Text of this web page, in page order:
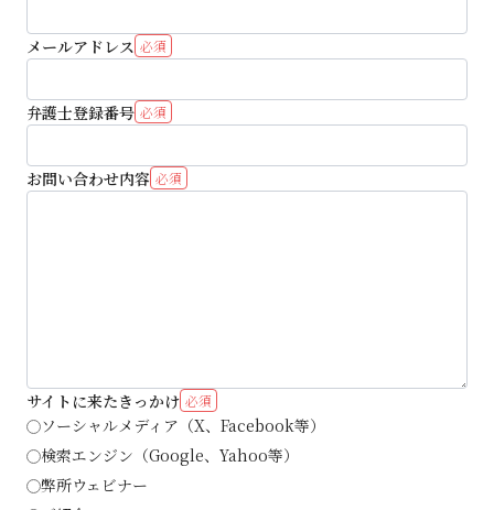
メールアドレス 必須
弁護士登録番号 必須
お問い合わせ内容 必須
サイトに来たきっかけ 必須
ソーシャルメディア（X、Facebook等）
検索エンジン（Google、Yahoo等）
弊所ウェビナー